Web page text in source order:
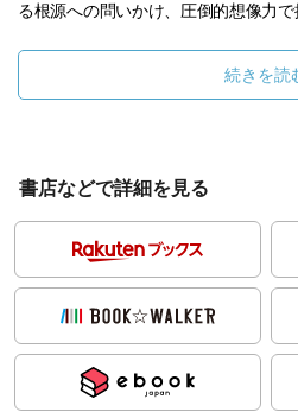
る根源への問いかけ、圧倒的想像力で
続きを読
書店などで詳細を見る